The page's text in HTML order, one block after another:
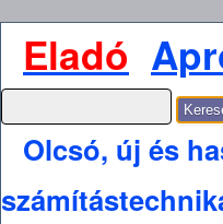
Eladó
Olcsó, új és